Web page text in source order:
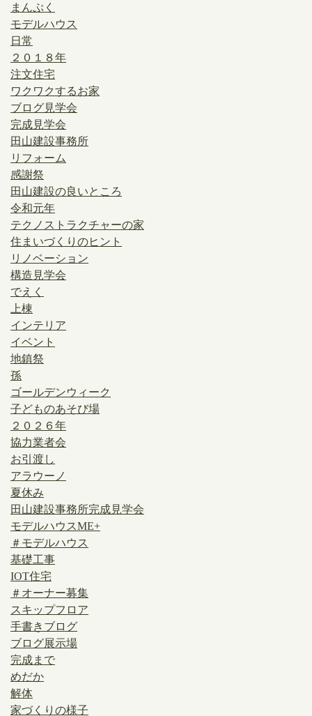
まんぷく
モデルハウス
日常
２０１８年
注文住宅
ワクワクするお家
ブログ見学会
完成見学会
田山建設事務所
リフォーム
感謝祭
田山建設の良いところ
令和元年
テクノストラクチャーの家
住まいづくりのヒント
リノベーション
構造見学会
でえく
上棟
インテリア
イベント
地鎮祭
孫
ゴールデンウィーク
子どものあそび場
２０２６年
協力業者会
お引渡し
アラウーノ
夏休み
田山建設事務所完成見学会
モデルハウスME+
＃モデルハウス
基礎工事
IOT住宅
＃オーナー募集
スキップフロア
手書きブログ
ブログ展示場
完成まで
めだか
解体
家づくりの様子